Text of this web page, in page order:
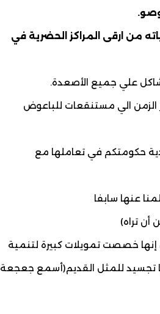
من ارقى المراكز الحضرية في
علي جميع الأصعدة.
الزمن الي مستنقعات للباعوض
حكومتكم في تعاملها مع
عنها سابفا
أن تراه)
خصصت تمويلات كبيرة لتنمية
تجسيد للمثل القديم(أسمع جعجعة